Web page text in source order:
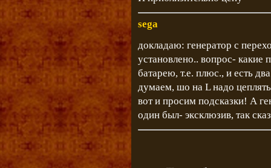
sega
докладаю: генератор с
установлено.. вопрос- какие
батарею, т.е. плюс., и есть
думаем, шо на L надо
вот и просим подсказки! А
один был- эксклюзив, так